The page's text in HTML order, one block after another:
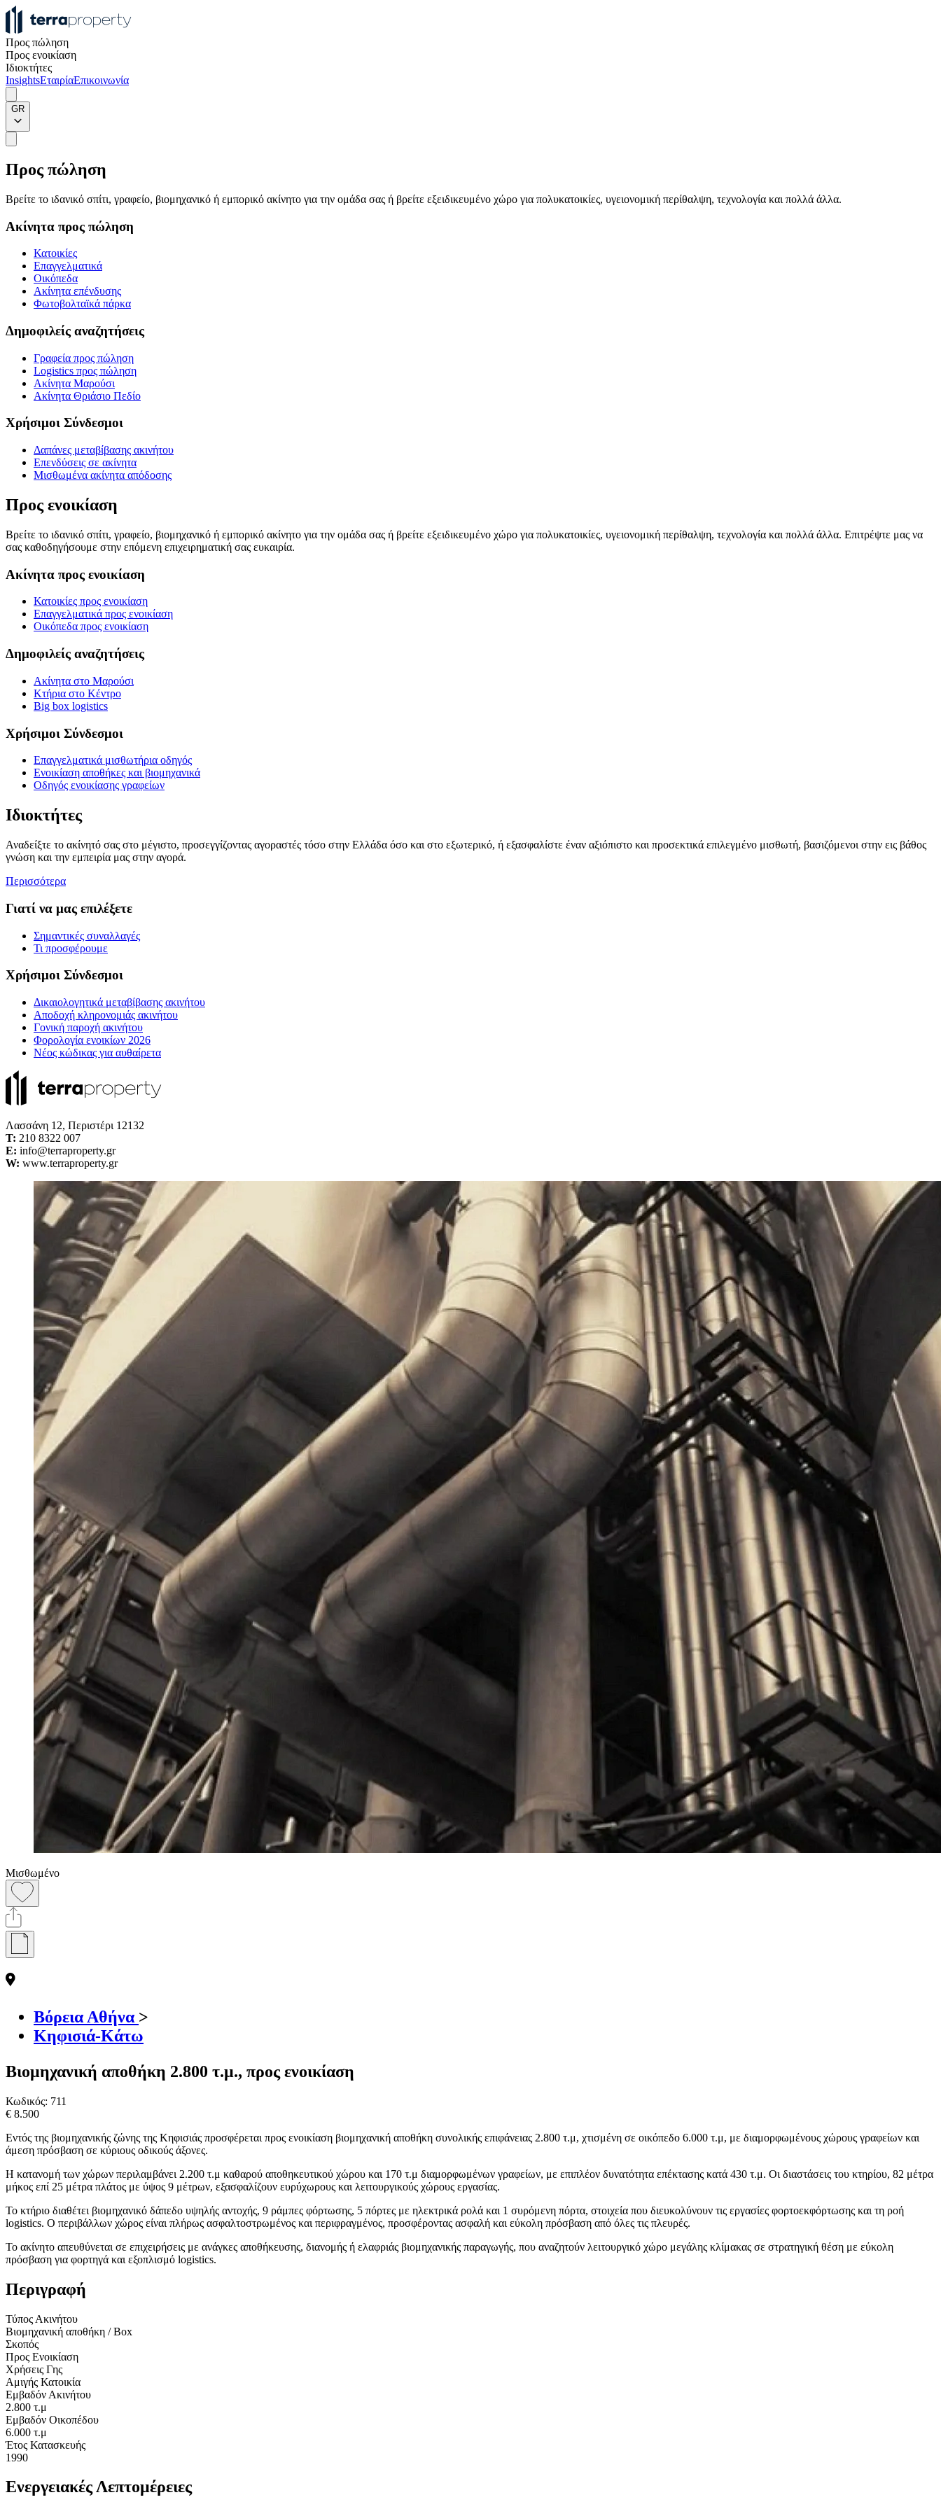
Προς πώληση
Προς ενοικίαση
Ιδιοκτήτες
InsightsΕταιρίαΕπικοινωνία
GR
Προς πώληση
Βρείτε το ιδανικό σπίτι, γραφείο, βιομηχανικό ή εμπορικό ακίνητο για την ομάδα σας ή βρείτε εξειδικευμένο χώρο για πολυκατοικίες, υγειονομική περίθαλψη, τεχνολογία και πολλά άλλα.
Ακίνητα προς πώληση
Κατοικίες
Επαγγελματικά
Οικόπεδα
Ακίνητα επένδυσης
Φωτοβολταϊκά πάρκα
Δημοφιλείς αναζητήσεις
Γραφεία προς πώληση
Logistics προς πώληση
Ακίνητα Μαρούσι
Ακίνητα Θριάσιο Πεδίο
Χρήσιμοι Σύνδεσμοι
Δαπάνες μεταβίβασης ακινήτου
Επενδύσεις σε ακίνητα
Μισθωμένα ακίνητα απόδοσης
Προς ενοικίαση
Βρείτε το ιδανικό σπίτι, γραφείο, βιομηχανικό ή εμπορικό ακίνητο για την ομάδα σας ή βρείτε εξειδικευμένο χώρο για πολυκατοικίες, υγειονομική περίθαλψη, τεχνολογία και πολλά άλλα. Επιτρέψτε μας να
σας καθοδηγήσουμε στην επόμενη επιχειρηματική σας ευκαιρία.
Ακίνητα προς ενοικίαση
Κατοικίες προς ενοικίαση
Επαγγελματικά προς ενοικίαση
Οικόπεδα προς ενοικίαση
Δημοφιλείς αναζητήσεις
Ακίνητα στο Μαρούσι
Κτήρια στο Κέντρο
Big box logistics
Χρήσιμοι Σύνδεσμοι
Επαγγελματικά μισθωτήρια οδηγός
Ενοικίαση αποθήκες και βιομηχανικά
Οδηγός ενοικίασης γραφείων
Ιδιοκτήτες
Αναδείξτε το ακίνητό σας στο μέγιστο, προσεγγίζοντας αγοραστές τόσο στην Ελλάδα όσο και στο εξωτερικό, ή εξασφαλίστε έναν αξιόπιστο και προσεκτικά επιλεγμένο μισθωτή, βασιζόμενοι στην εις βάθος
γνώση και την εμπειρία μας στην αγορά.
Περισσότερα
Γιατί να μας επιλέξετε
Σημαντικές συναλλαγές
Τι προσφέρουμε
Χρήσιμοι Σύνδεσμοι
Δικαιολογητικά μεταβίβασης ακινήτου
Αποδοχή κληρονομιάς ακινήτου
Γονική παροχή ακινήτου
Φορολογία ενοικίων 2026
Νέος κώδικας για αυθαίρετα
Λασσάνη 12, Περιστέρι 12132
Τ: 210 8322 007
E: info@terraproperty.gr
W: www.terraproperty.gr
Μισθωμένο
Βόρεια Αθήνα >
Κηφισιά-Κάτω
Βιομηχανική αποθήκη 2.800 τ.μ., προς ενοικίαση
Κωδικός: 711
€ 8.500
Εντός της βιομηχανικής ζώνης της Κηφισιάς προσφέρεται προς ενοικίαση βιομηχανική αποθήκη συνολικής επιφάνειας 2.800 τ.μ, χτισμένη σε οικόπεδο 6.000 τ.μ, με διαμορφωμένους χώρους γραφείων και
άμεση πρόσβαση σε κύριους οδικούς άξονες.
Η κατανομή των χώρων περιλαμβάνει 2.200 τ.μ καθαρού αποθηκευτικού χώρου και 170 τ.μ διαμορφωμένων γραφείων, με επιπλέον δυνατότητα επέκτασης κατά 430 τ.μ. Οι διαστάσεις του κτηρίου, 82 μέτρα
μήκος επί 25 μέτρα πλάτος με ύψος 9 μέτρων, εξασφαλίζουν ευρύχωρους και λειτουργικούς χώρους εργασίας.
Το κτήριο διαθέτει βιομηχανικό δάπεδο υψηλής αντοχής, 9 ράμπες φόρτωσης, 5 πόρτες με ηλεκτρικά ρολά και 1 συρόμενη πόρτα, στοιχεία που διευκολύνουν τις εργασίες φορτοεκφόρτωσης και τη ροή
logistics. Ο περιβάλλων χώρος είναι πλήρως ασφαλτοστρωμένος και περιφραγμένος, προσφέροντας ασφαλή και εύκολη πρόσβαση από όλες τις πλευρές.
Το ακίνητο απευθύνεται σε επιχειρήσεις με ανάγκες αποθήκευσης, διανομής ή ελαφριάς βιομηχανικής παραγωγής, που αναζητούν λειτουργικό χώρο μεγάλης κλίμακας σε στρατηγική θέση με εύκολη
πρόσβαση για φορτηγά και εξοπλισμό logistics.
Περιγραφή
Τύπος Ακινήτου
Βιομηχανική αποθήκη / Box
Σκοπός
Προς Ενοικίαση
Χρήσεις Γης
Αμιγής Κατοικία
Εμβαδόν Ακινήτου
2.800 τ.μ
Εμβαδόν Οικοπέδου
6.000 τ.μ
Έτος Κατασκευής
1990
Ενεργειακές Λεπτομέρειες